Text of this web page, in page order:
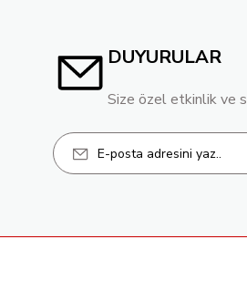
DUYURULAR
Size özel etkinlik ve